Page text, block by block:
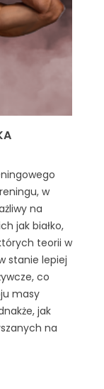
w
na
jak białko,
teorii w
stanie lepiej
co
masy
jak
na